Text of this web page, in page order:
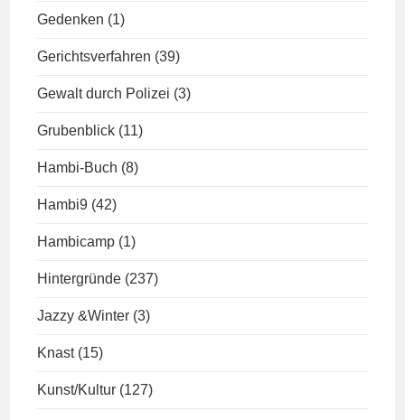
Gedenken (1)
Gerichtsverfahren (39)
Gewalt durch Polizei (3)
Grubenblick (11)
Hambi-Buch (8)
Hambi9 (42)
Hambicamp (1)
Hintergründe (237)
Jazzy &Winter (3)
Knast (15)
Kunst/Kultur (127)